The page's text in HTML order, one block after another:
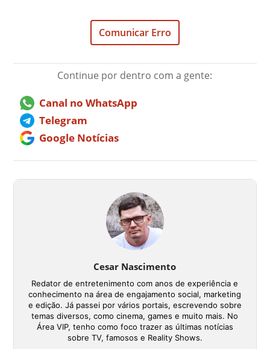
Comunicar Erro
Continue por dentro com a gente:
Canal no WhatsApp
Telegram
Google Notícias
Cesar Nascimento
Redator de entretenimento com anos de experiência e
conhecimento na área de engajamento social, marketing
e edição. Já passei por vários portais, escrevendo sobre
temas diversos, como cinema, games e muito mais. No
Área VIP, tenho como foco trazer as últimas notícias
sobre TV, famosos e Reality Shows.